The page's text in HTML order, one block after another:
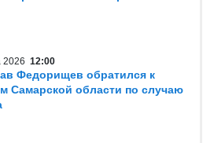
2026 12:00
Федорищев обратился к
Самарской области по случаю